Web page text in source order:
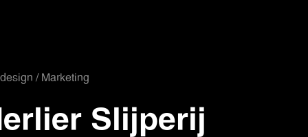
/ Marketing
Slijperij